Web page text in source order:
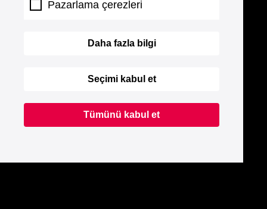
Pazarlama çerezleri
Daha fazla bilgi
Seçimi kabul et
Tümünü kabul et